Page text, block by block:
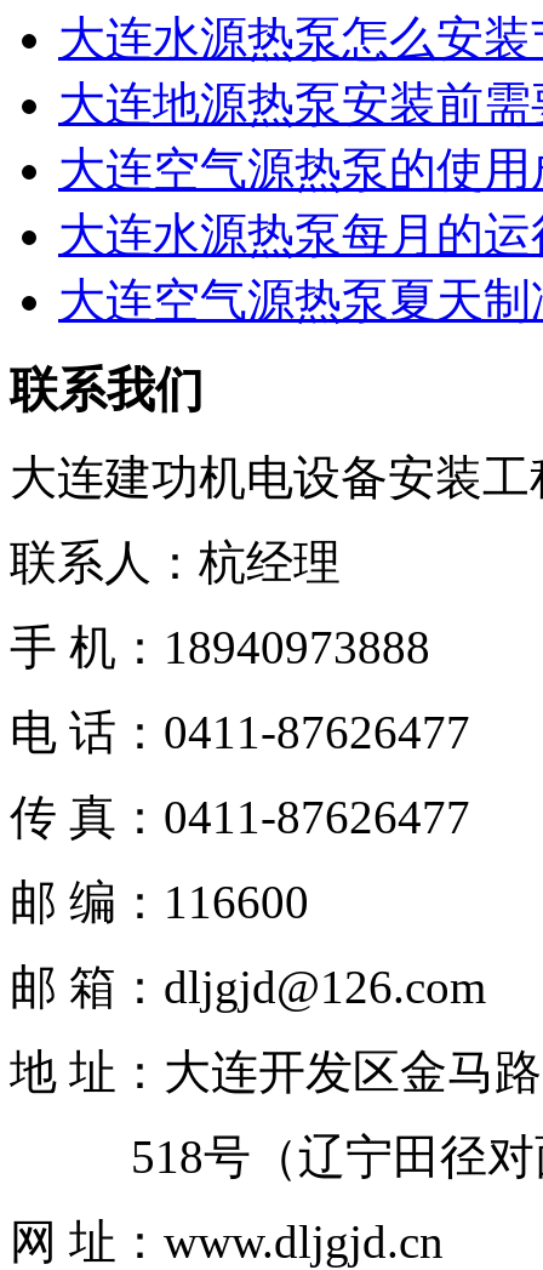
大连水源热泵怎么安
大连地源热泵安装前
大连空气源热泵的使用
大连水源热泵每月的
大连空气源热泵夏天
联系我们
大连建功机电设备安装
联系人：杭经理
手 机：18940973888
电 话：0411-87626477
传 真：0411-87626477
邮 编：116600
邮 箱：dljgjd@126.com
地 址：大连开发区金马路
518号（辽宁田径对
网 址：www.dljgjd.cn